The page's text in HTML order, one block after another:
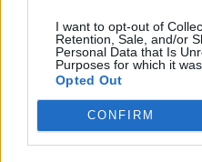
I want to opt-out of
Retention, Sale, and/or
Personal Data that Is
Purposes for which it
Opted Out
CONFIRM
Cotrimoxazol
15-01-2022 | Man | 74
cotrimoxazol (160/800mg)
Blaasontsteking